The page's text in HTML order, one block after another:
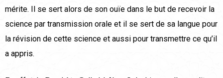
mérite. Il se sert alors de son ouïe dans le but de recevoir la
science par transmission orale et il se sert de sa langue pour
la révision de cette science et aussi pour transmettre ce qu’il
a appris.